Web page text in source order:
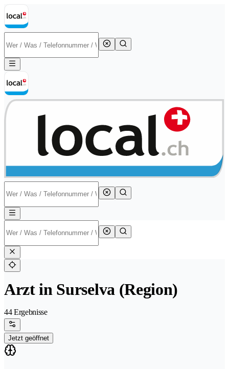
Arzt in Surselva (Region)
44 Ergebnisse
Jetzt geöffnet